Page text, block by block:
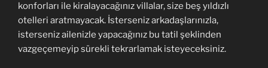
konforları ile kiralayacağınız villalar, size beş yıldızlı
otelleri aratmayacak. İsterseniz arkadaşlarınızla,
isterseniz ailenizle yapacağınız bu tatil şeklinden
vazgeçemeyip sürekli tekrarlamak isteyeceksiniz.